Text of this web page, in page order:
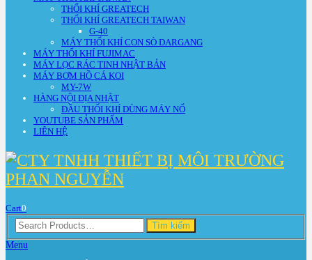
THỔI KHÍ GREATECH
THỔI KHÍ GREATECH TAIWAN
G-40
MÁY THỔI KHÍ CON SÒ DARGANG
MÁY THỔI KHÍ FUJIMAC
MÁY LỌC RÁC TINH NHẬT BẢN
MÁY BƠM HỒ CÁ KOI
MY-7W
HÀNG NỘI ĐỊA NHẬT
ĐẦU THỔI KHÍ DÙNG MÁY NỔ
YOUTUBE SẢN PHẨM
LIÊN HỆ
Cart0
Search
for:
Tìm kiếm
Menu